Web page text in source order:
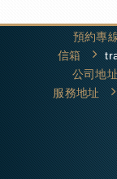
預約專
信箱
公司地址
服務地址